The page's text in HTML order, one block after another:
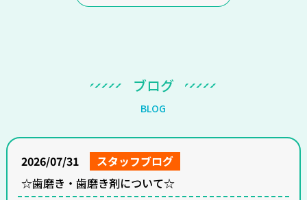
ブログ
BLOG
2026/07/31
スタッフブログ
☆歯磨き・歯磨き剤について☆